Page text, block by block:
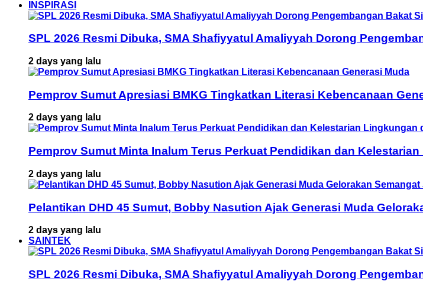
INSPIRASI
SPL 2026 Resmi Dibuka, SMA Shafiyyatul Amaliyyah Dorong
2 days yang lalu
Pemprov Sumut Apresiasi BMKG Tingkatkan Literasi Kebencanaan
2 days yang lalu
Pemprov Sumut Minta Inalum Terus Perkuat Pendidikan dan
2 days yang lalu
Pelantikan DHD 45 Sumut, Bobby Nasution Ajak Generasi Muda
2 days yang lalu
SAINTEK
SPL 2026 Resmi Dibuka, SMA Shafiyyatul Amaliyyah Dorong